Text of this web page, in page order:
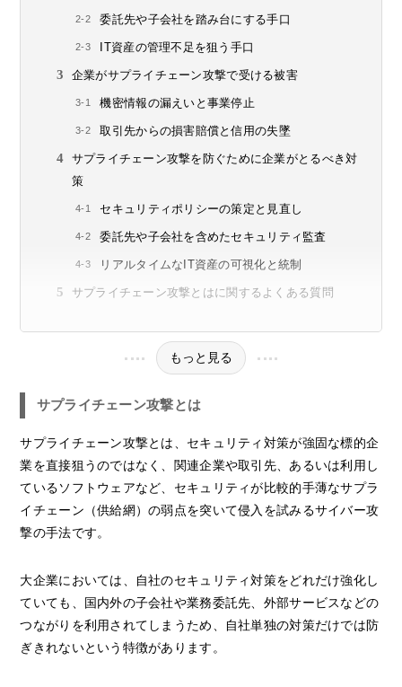
委託先や子会社を踏み台にする手口
IT資産の管理不足を狙う手口
企業がサプライチェーン攻撃で受ける被害
機密情報の漏えいと事業停止
取引先からの損害賠償と信用の失墜
サプライチェーン攻撃を防ぐために企業がとるべき対
策
セキュリティポリシーの策定と見直し
委託先や子会社を含めたセキュリティ監査
リアルタイムなIT資産の可視化と統制
サプライチェーン攻撃とはに関するよくある質問
もっと見る
サプライチェーン攻撃とは
サプライチェーン攻撃とは、セキュリティ対策が強固な標的企
業を直接狙うのではなく、関連企業や取引先、あるいは利用し
ているソフトウェアなど、セキュリティが比較的手薄なサプラ
イチェーン（供給網）の弱点を突いて侵入を試みるサイバー攻
撃の手法です。
大企業においては、自社のセキュリティ対策をどれだけ強化し
ていても、国内外の子会社や業務委託先、外部サービスなどの
つながりを利用されてしまうため、自社単独の対策だけでは防
ぎきれないという特徴があります。